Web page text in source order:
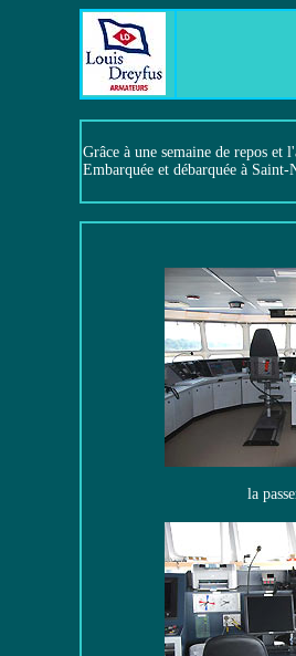
Grâce à une semaine de repos et
Embarquée et débarquée à
la